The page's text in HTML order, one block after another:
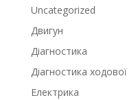
Uncategorized
Двигун
Діагностика
Діагностика ходової
Електрика